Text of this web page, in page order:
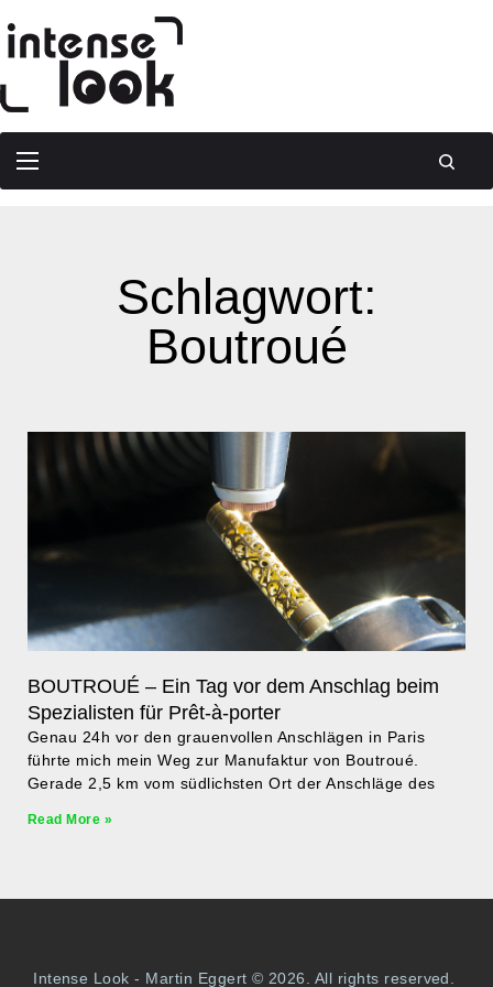
Schlagwort:
Boutroué
BOUTROUÉ – Ein Tag vor dem Anschlag beim
Spezialisten für Prêt-à-porter
Genau 24h vor den grauenvollen Anschlägen in Paris
führte mich mein Weg zur Manufaktur von Boutroué.
Gerade 2,5 km vom südlichsten Ort der Anschläge des
Read More »
Intense Look - Martin Eggert © 2026. All rights reserved.